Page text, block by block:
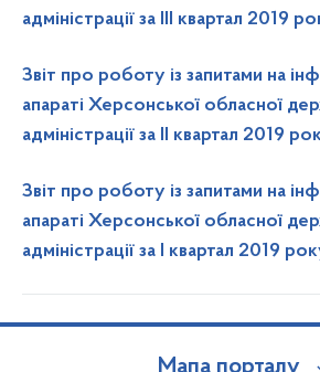
адміністрації за ІII квартал 2019
Звіт про роботу із запитами на
апараті Херсонської обласної
адміністрації за ІI квартал 2019
Звіт про роботу із запитами на
апараті Херсонської обласної
адміністрації за І квартал 2019